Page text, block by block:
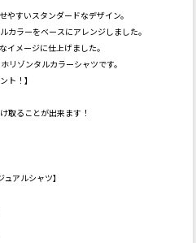
すいスタンダードなデザイン。
カラーをベースにアレンジしました。
イメージに仕上げました。
リゾンタルカラーシャツです。
ト！】
取ることが出来ます！
アルシャツ】